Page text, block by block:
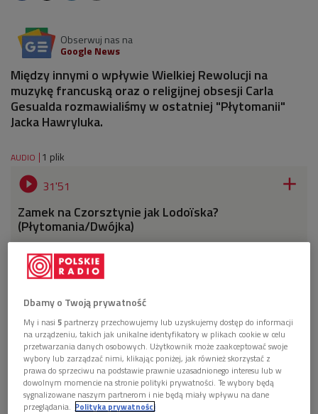
Obserwuj nas na
Google News
Między innymi o wpływie Wielkiej Rewolucji na
muzykę francuską oraz o religijnej obsesji Carla
Gesualda rozmawialiśmy w ostatniej "Płytomanii"
Jacka Hawryluka.
AUDIO 1 plik
 31'51 
Zamek na Czorsztynie jak Lodoïska?
(Płytomania/Dwójka)
Dbamy o Twoją prywatność
My i nasi5 partnerzy przechowujemy lub uzyskujemy dostęp do informacji
na urządzeniu, takich jak unikalne identyfikatory w plikach cookie w celu
przetwarzania danych osobowych. Użytkownik może zaakceptować swoje
wybory lub zarządzać nimi, klikając poniżej, jak również skorzystać z
prawa do sprzeciwu na podstawie prawnie uzasadnionego interesu lub w
dowolnym momencie na stronie polityki prywatności. Te wybory będą
sygnalizowane naszym partnerom i nie będą miały wpływu na dane
przeglądania. Polityka prywatności